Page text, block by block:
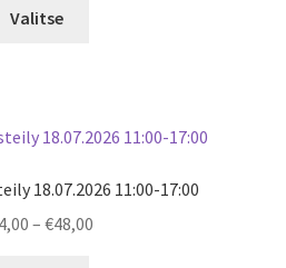
Valitse
18.07.2026 11:00-17:00
– €48,00